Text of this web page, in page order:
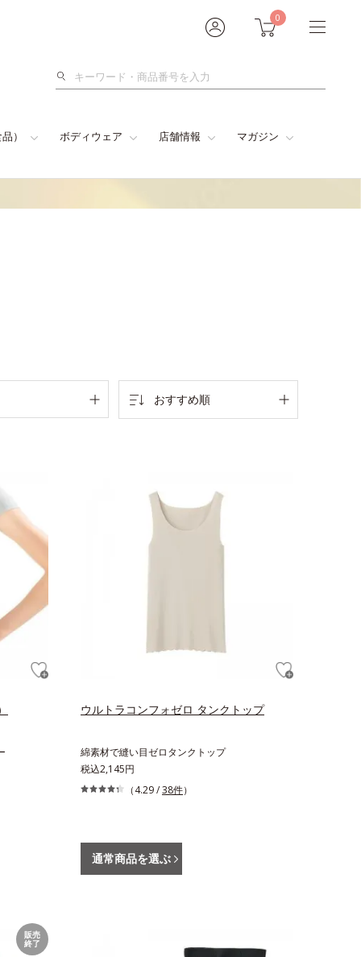
0
検
） ボディウェア 店舗情報 マガジン
おすすめ順
ウルトラコンフォゼロ タンクトップ
綿素材で縫い目ゼロタンクトップ
税込2,145円
（4.29 /38件）
通常商品を選ぶ
販売
終了